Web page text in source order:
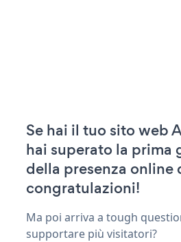
Se hai il tuo sito web
hai superato la prima
della presenza
congratulazioni!
Ma poi arriva a tough
supportare più visitatori?